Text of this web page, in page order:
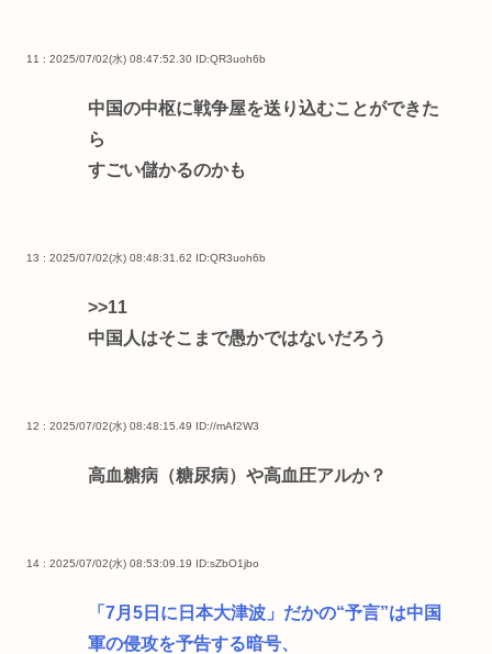
11 : 2025/07/02(水) 08:47:52.30 ID:QR3uoh6b
中国の中枢に戦争屋を送り込むことができた
ら
すごい儲かるのかも
13 : 2025/07/02(水) 08:48:31.62 ID:QR3uoh6b
>>11
中国人はそこまで愚かではないだろう
12 : 2025/07/02(水) 08:48:15.49 ID://mAf2W3
高血糖病（糖尿病）や高血圧アルか？
14 : 2025/07/02(水) 08:53:09.19 ID:sZbO1jbo
「7月5日に日本大津波」だかの“予言”は中国
軍の侵攻を予告する暗号、